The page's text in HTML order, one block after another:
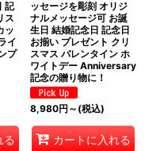
記
ス
ッ
イ
プ
る
ッセージを彫刻 オリジ
ナルメッセージ可 お誕
生日 結婚記念日 記念日
お揃い プレゼント クリ
スマス バレンタイン ホ
ワイトデー Anniversary
記念の贈り物に！
8,980円 ～ (税込)
カートに入れる